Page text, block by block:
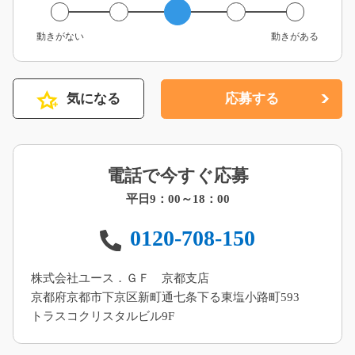
動きがない 動きがある
気になる 応募する
電話で今すぐ応募
平日9：00～18：00
0120-708-150
株式会社ユース．ＧＦ 京都支店
京都府京都市下京区新町通七条下る東塩小路町593
トラスコクリスタルビル9F